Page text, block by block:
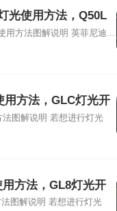
光使用方法，Q50L
明
用方法图解说明 英菲尼迪...
用方法，GLC灯光开
图解说明 若想进行灯光
方法，GL8灯光开
图解说明 若想进行灯光